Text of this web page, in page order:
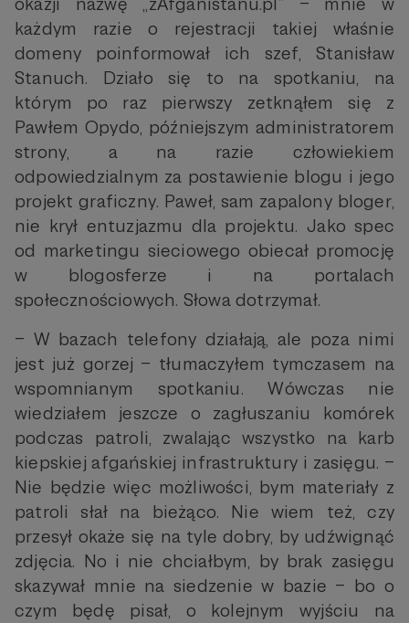
każdym razie o rejestracji takiej właśnie
domeny poinformował ich szef, Stanisław
Stanuch. Działo się to na spotkaniu, na
którym po raz pierwszy zetknąłem się z
Pawłem Opydo, późniejszym administratorem
strony, a na razie człowiekiem
odpowiedzialnym za postawienie blogu i jego
projekt graficzny. Paweł, sam zapalony bloger,
nie krył entuzjazmu dla projektu. Jako spec
od marketingu sieciowego obiecał promocję
w blogosferze i na portalach
społecznościowych. Słowa dotrzymał.
– W bazach telefony działają, ale poza nimi
jest już gorzej – tłumaczyłem tymczasem na
wspomnianym spotkaniu. Wówczas nie
wiedziałem jeszcze o zagłuszaniu komórek
podczas patroli, zwalając wszystko na karb
kiepskiej afgańskiej infrastruktury i zasięgu. –
Nie będzie więc możliwości, bym materiały z
patroli słał na bieżąco. Nie wiem też, czy
przesył okaże się na tyle dobry, by udźwignąć
zdjęcia. No i nie chciałbym, by brak zasięgu
skazywał mnie na siedzenie w bazie – bo o
czym będę pisał, o kolejnym wyjściu na